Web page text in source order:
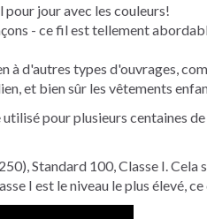
pour jour avec les couleurs!
- ce fil est tellement
à d'autres types d'ouvrages,
et bien sûr les vêtements
pour plusieurs centaines
Standard 100, Classe I.
I est le niveau le plus élevé,